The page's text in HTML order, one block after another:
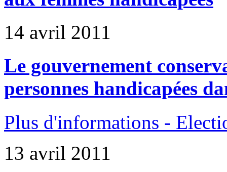
14 avril 2011
Le gouvernement
personnes handicapées
Plus d'informations -
13 avril 2011